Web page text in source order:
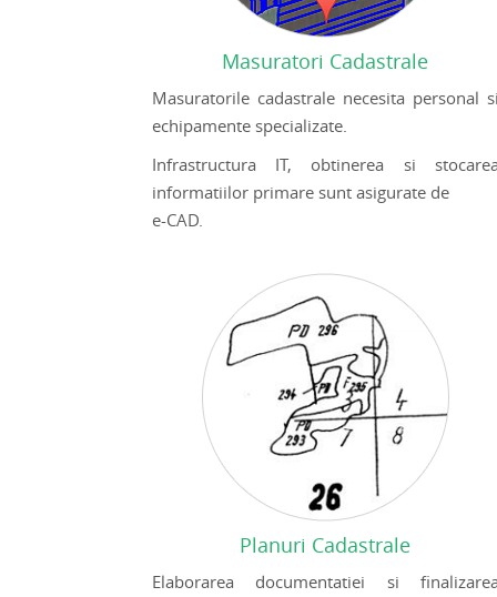
Masuratori Cadastrale
Masuratorile cadastrale necesita personal
echipamente specializate.
Infrastructura IT, obtinerea si
informatiilor primare sunt asigurate de
e-CAD.
Planuri Cadastrale
Elaborarea documentatiei si